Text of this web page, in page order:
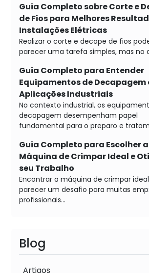
Guia Completo sobre Corte e
de Fios para Melhores
Instalações Elétricas
Realizar o corte e decape de fios
parecer uma tarefa simples, mas no
Guia Completo para Entender
Equipamentos de Decapagem
Aplicações Industriais
No contexto industrial, os
decapagem desempenham papel
fundamental para o preparo e
Guia Completo para Escolher a
Máquina de Crimpar Ideal e
seu Trabalho
Encontrar a máquina de crimpar
parecer um desafio para muitas
profissionais...
Blog
Artigos